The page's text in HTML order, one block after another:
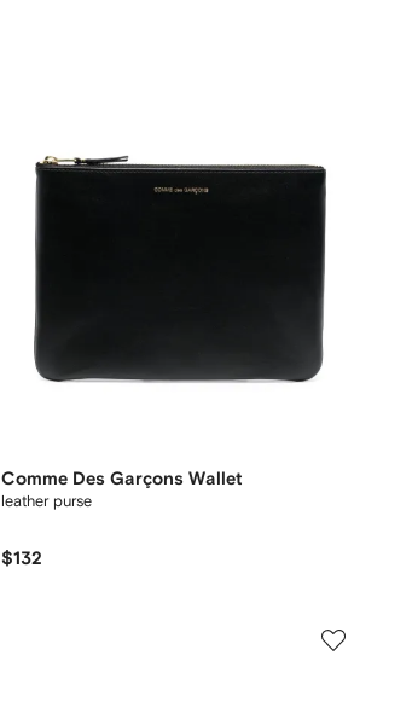
Comme Des Garçons Wallet
leather purse
$132